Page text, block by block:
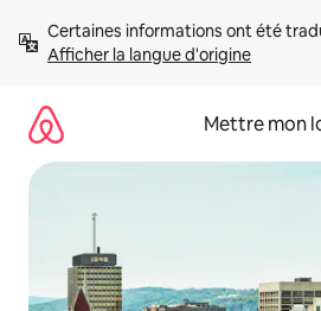
directement
Afficher la langue d'origine
Mettre mon